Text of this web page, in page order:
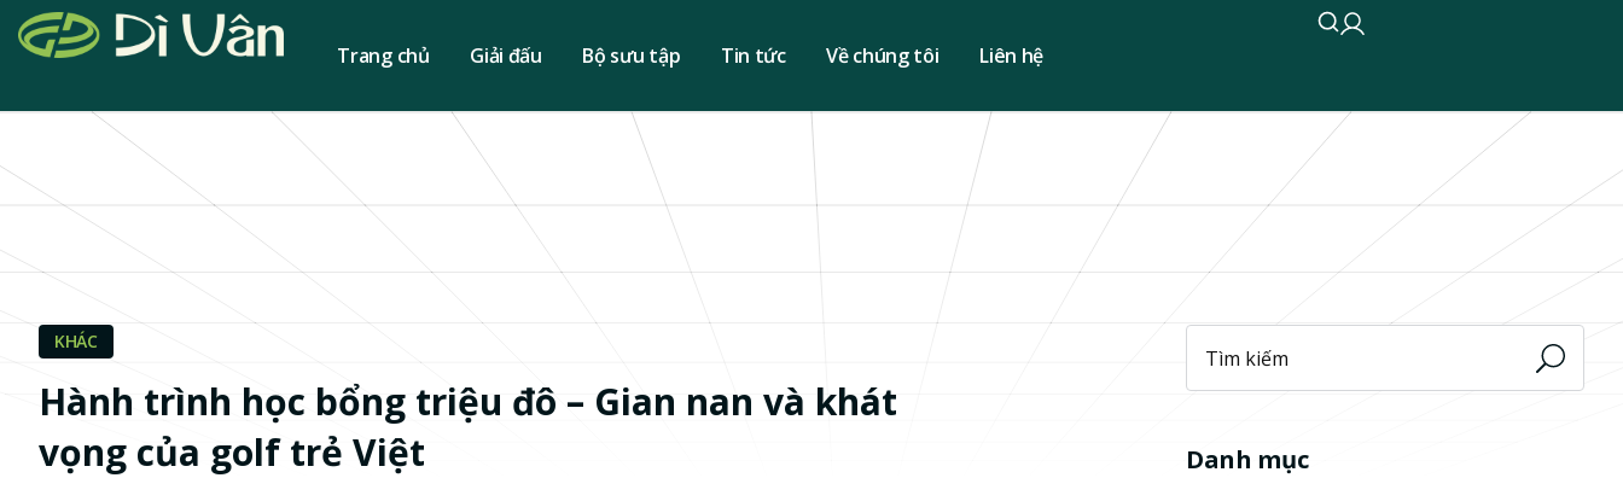
Trang chủ Giải đấu Bộ sưu tập Tin tức Về chúng tôi Liên hệ
KHÁC
Hành trình học bổng triệu đô – Gian nan và khát
vọng của golf trẻ Việt
Danh mục